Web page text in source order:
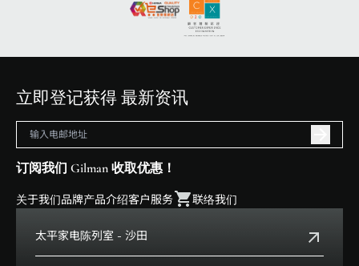
立即登记获得 最新资讯
订阅我们 Gilman 收取优惠！
关于我们品牌产品介绍客户服务 联络我们
太平家电陈列室 - 沙田